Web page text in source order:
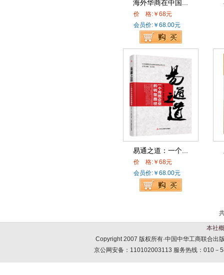
海外华商在中国...
价 格:￥68元
会员价:￥68.00元
易通之道：一个...
价 格:￥68元
会员价:￥68.00元
本社
Copyright 2007 版权所有·中国中华工商联合出
京公网安备：110102003113 服务热线：010